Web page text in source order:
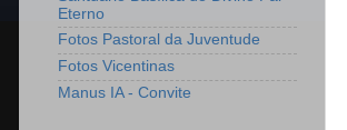
Eterno
Fotos Pastoral da Juventude
Fotos Vicentinas
Manus IA - Convite